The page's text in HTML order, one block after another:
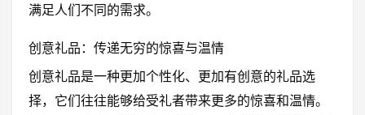
满足人们不同的需求。
创意礼品：传递无穷的惊喜与温情
创意礼品是一种更加个性化、更加有创意的礼品选
择，它们往往能够给受礼者带来更多的惊喜和温情。